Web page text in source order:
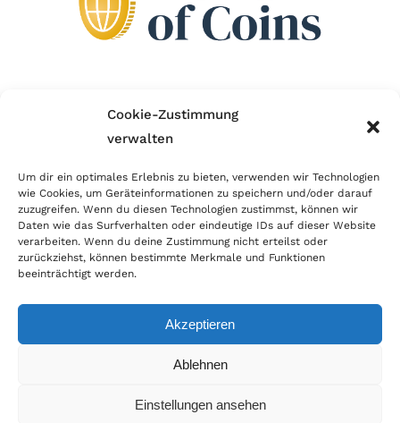
Cookie-Zustimmung
verwalten
Um dir ein optimales Erlebnis zu bieten, verwenden wir Technologien
wie Cookies, um Geräteinformationen zu speichern und/oder darauf
zuzugreifen. Wenn du diesen Technologien zustimmst, können wir
Daten wie das Surfverhalten oder eindeutige IDs auf dieser Website
verarbeiten. Wenn du deine Zustimmung nicht erteilst oder
zurückziehst, können bestimmte Merkmale und Funktionen
beeinträchtigt werden.
Akzeptieren
Ablehnen
Einstellungen ansehen
Wir sind Mitglied im Händlerbund!
erfolgreichen E-Commerce ein. Auch wir sind wie
viele Onlineshops im Netz Mitglied im Händlerbund
und unterstützen fairen Onlinehandel.
© Copyright 2026 | World of Coins |Impressum|Datenschutz|Cookie
|Zahlung & Versand